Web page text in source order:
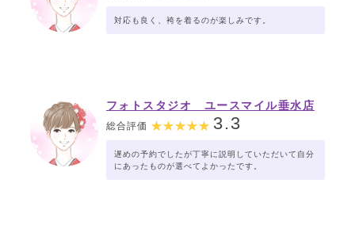
対応も良く、袴を着るのが楽しみです。
フォトスタジオ ユースマイル垂水店
総合評価 3.3
遅めの予約でしたが丁寧に説明していただいて自分
にあったものが選べてよかったです。